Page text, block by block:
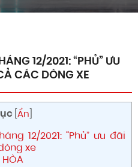
12/2021: “PHỦ” ƯU
CÁC DÒNG XE
Ẩn
12/2021: “Phủ” ưu đãi
xe
HÒA